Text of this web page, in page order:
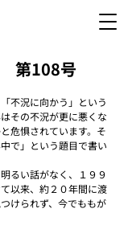
第108号
不況に向かう」という
その不況が更に悪くな
危惧されています。そ
で」という題目で書い
るい話がなく、１９９
以来、約２０年間に渡
けられず、今でももが